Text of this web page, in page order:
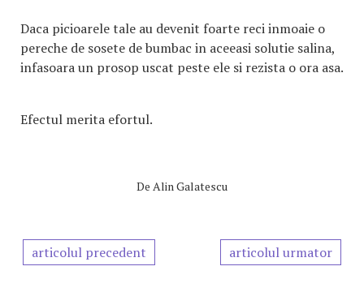
Daca picioarele tale au devenit foarte reci inmoaie o
pereche de sosete de bumbac in aceeasi solutie salina,
infasoara un prosop uscat peste ele si rezista o ora asa.
Efectul merita efortul.
De Alin Galatescu
articolul precedent articolul urmator